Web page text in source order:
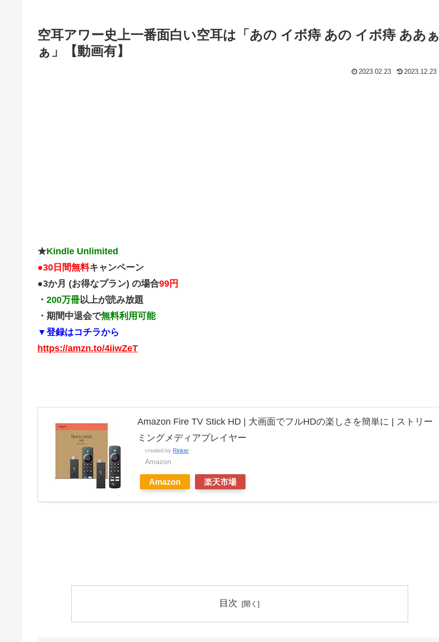
空耳アワー史上一番面白い空耳は「あの イボ痔 あの イボ痔 ああぁ
ぁ」【動画有】
2023.02.23 2023.12.23
★Kindle Unlimited
●30日間無料キャンペーン
●3か月 (お得なプラン) の場合99円
・ 200万冊以上が読み放題
・期間中退会で無料利用可能
▼登録はコチラから
https://amzn.to/4iiwZeT
Amazon Fire TV Stick HD | 大画面でフルHDの楽しさを簡単に | ストリー
ミングメディアプレイヤー
created by Rinker
Amazon
Amazon 楽天市場
目次